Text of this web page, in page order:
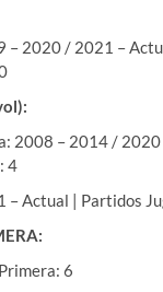
– 2020 / 2021 –
2008 – 2014 /
4
– Actual | Partidos
6